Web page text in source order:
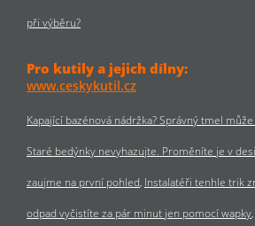
při výběru?
Pro kutily a jejich dílny:
www.ceskykutil.cz
Kapající bazénová nádržka? Správný tmel
Staré bedýnky nevyhazujte. Proměníte je v
zaujme na první pohled Instalatéři tenhle trik
odpad vyčistíte za pár minut jen pomocí wapky